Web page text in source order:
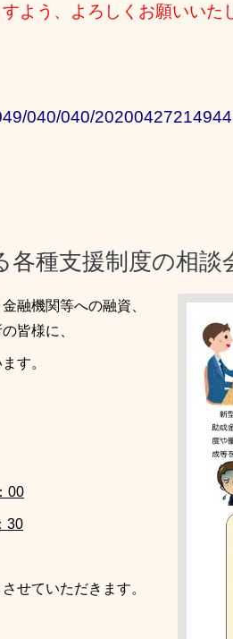
よう、 よろしくお願いいた
040/040/
各種支援制度の相
融機関等への融資、
皆様に、
す。
00
30
せていただきます。